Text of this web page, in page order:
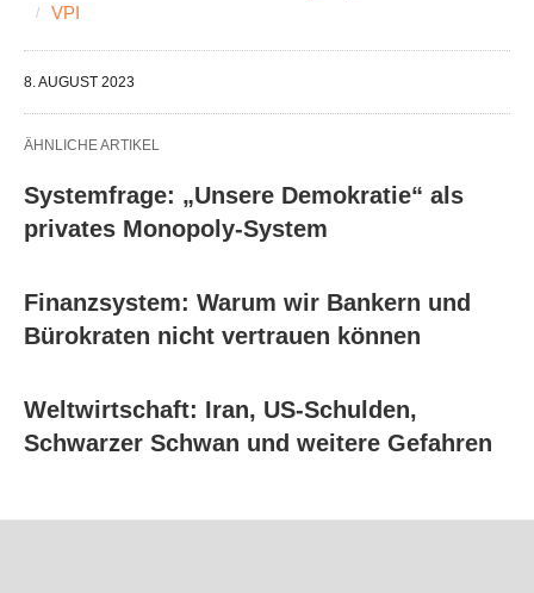
VPI
8. AUGUST 2023
ÄHNLICHE ARTIKEL
Systemfrage: „Unsere Demokratie“ als
privates Monopoly-System
Finanzsystem: Warum wir Bankern und
Bürokraten nicht vertrauen können
Weltwirtschaft: Iran, US-Schulden,
Schwarzer Schwan und weitere Gefahren